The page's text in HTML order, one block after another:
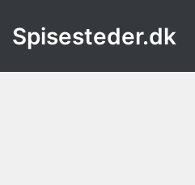
Spisesteder.dk